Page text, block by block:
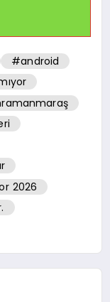
#android
2026